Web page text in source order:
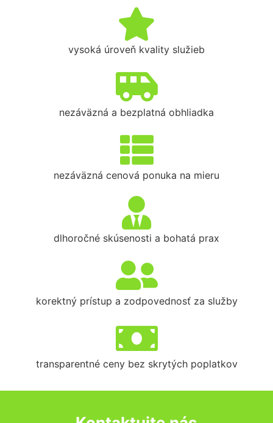
vysoká úroveň kvality služieb
nezáväzná a bezplatná obhliadka
nezáväzná cenová ponuka na mieru
dlhoročné skúsenosti a bohatá prax
korektný prístup a zodpovednosť za služby
transparentné ceny bez skrytých poplatkov